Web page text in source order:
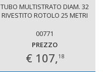
TUBO MULTISTRATO DIAM. 32
RIVESTITO ROTOLO 25 METRI
00771
PREZZO
€ 107,18